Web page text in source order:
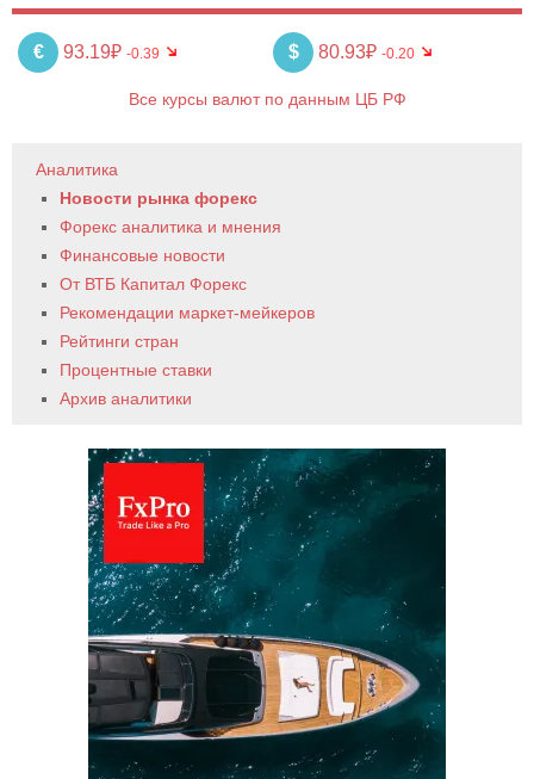
€ 93.19₽ -0.39 $ 80.93₽ -0.20
Все курсы валют по данным ЦБ РФ
Аналитика
Новости рынка форекс
Форекс аналитика и мнения
Финансовые новости
От ВТБ Капитал Форекс
Рекомендации маркет-мейкеров
Рейтинги стран
Процентные ставки
Архив аналитики